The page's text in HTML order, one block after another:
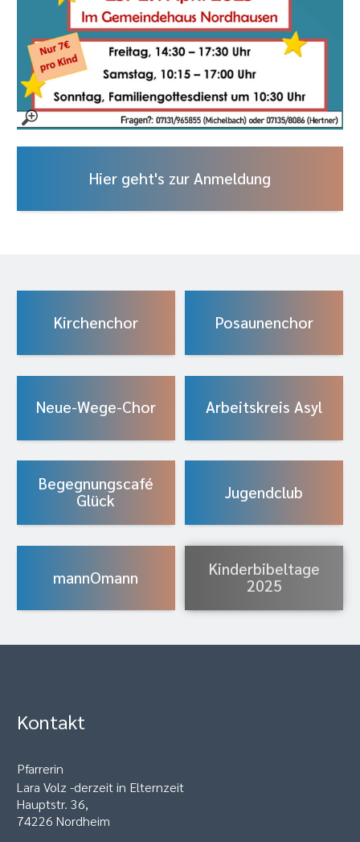
Hier geht's zur Anmeldung
Kirchenchor Posaunenchor
Neue-Wege-Chor Arbeitskreis Asyl
Begegnungscafé
Glück
Jugendclub
mannOmann
Kinderbibeltage
2025
Kontakt
Pfarrerin
Lara Volz -derzeit in Elternzeit
Hauptstr. 36,
74226 Nordheim